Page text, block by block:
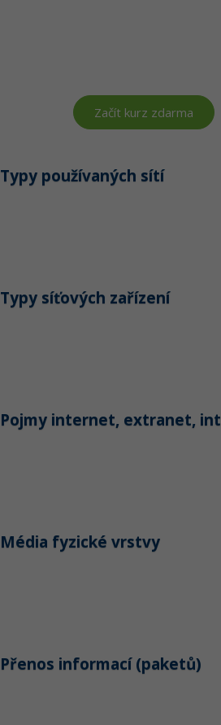
Začít kurz zdarma
používaných sítí
síťových zařízení
internet, extranet,
fyzické vrstvy
informací (paketů)